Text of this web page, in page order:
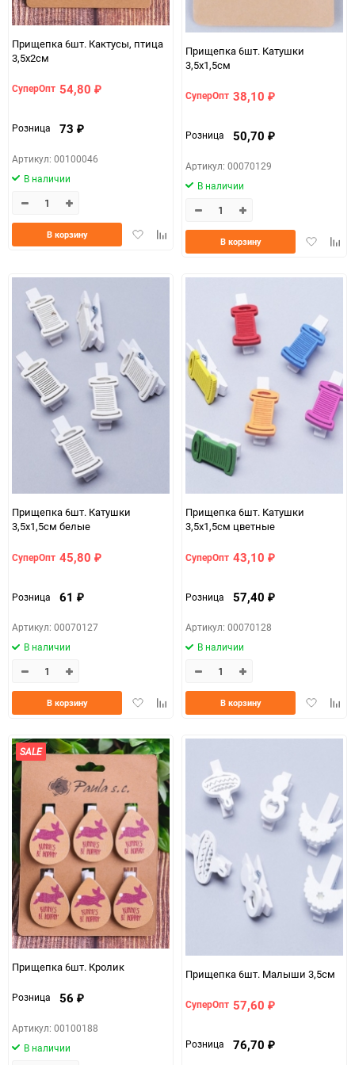
Прищепка 6шт. Кактусы, птица
3,5х2см
СуперОпт 54,80 ₽
Розница 73 ₽
Артикул: 00100046
В наличии
ДобавитьДобавить
В корзину
Прищепка 6шт. Катушки
3,5х1,5см
СуперОпт 38,10 ₽
Розница 50,70 ₽
Артикул: 00070129
В наличии
Добавить
В корзину
Прищепка 6шт. Катушки
3,5х1,5см белые
СуперОпт 45,80 ₽
Розница 61 ₽
Артикул: 00070127
В наличии
ДобавитьДобавить
В корзину
Прищепка 6шт. Катушки
3,5х1,5см цветные
СуперОпт 43,10 ₽
Розница 57,40 ₽
Артикул: 00070128
В наличии
Добавить
В корзину
SALE
Прищепка 6шт. Кролик
Розница 56 ₽
Артикул: 00100188
В наличии
Прищепка 6шт. Малыши 3,5см
СуперОпт 57,60 ₽
Розница 76,70 ₽